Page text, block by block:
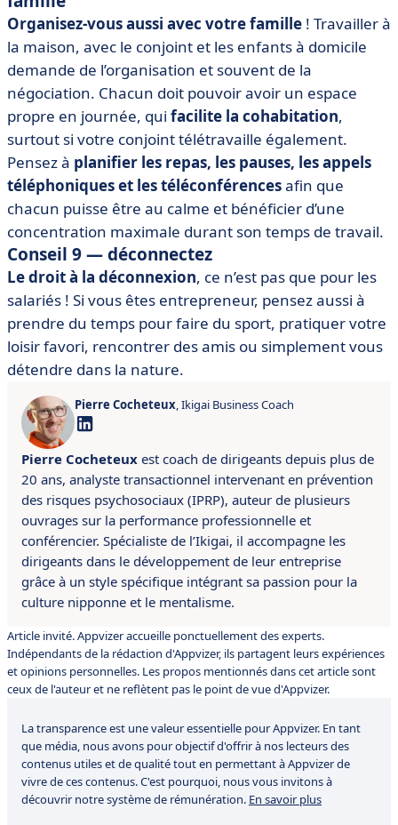
Organisez-vous aussi avec votre famille ! Travailler à
la maison, avec le conjoint et les enfants à domicile
demande de l’organisation et souvent de la
négociation. Chacun doit pouvoir avoir un espace
propre en journée, qui facilite la cohabitation,
surtout si votre conjoint télétravaille également.
Pensez à planifier les repas, les pauses, les appels
téléphoniques et les téléconférencesafin que
chacun puisse être au calme et bénéficier d’une
concentration maximale durant son temps de travail.
Conseil 9 — déconnectez
Le droit à la déconnexion, ce n’est pas que pour les
salariés ! Si vous êtes entrepreneur, pensez aussi à
prendre du temps pour faire du sport, pratiquer votre
loisir favori, rencontrer des amis ou simplement vous
détendre dans la nature.
Pierre Cocheteux, Ikigai Business Coach
Pierre Cocheteux est coach de dirigeants depuis plus de
20 ans, analyste transactionnel intervenant en prévention
des risques psychosociaux (IPRP), auteur de plusieurs
ouvrages sur la performance professionnelle et
conférencier. Spécialiste de l’Ikigai, il accompagne les
dirigeants dans le développement de leur entreprise
grâce à un style spécifique intégrant sa passion pour la
culture nipponne et le mentalisme.
Article invité. Appvizer accueille ponctuellement des experts.
Indépendants de la rédaction d'Appvizer, ils partagent leurs expériences
et opinions personnelles. Les propos mentionnés dans cet article sont
ceux de l'auteur et ne reflètent pas le point de vue d'Appvizer.
La transparence est une valeur essentielle pour Appvizer. En tant
que média, nous avons pour objectif d'offrir à nos lecteurs des
contenus utiles et de qualité tout en permettant à Appvizer de
vivre de ces contenus. C'est pourquoi, nous vous invitons à
découvrir notre système de rémunération. En savoir plus